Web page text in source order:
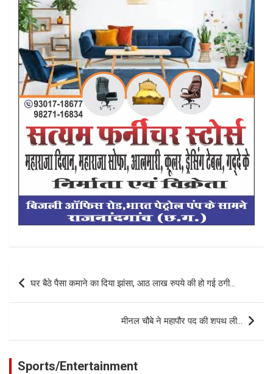
Post
navigation
घर बैठे पैसा कमाने का दिया झांसा, आठ लाख रुपये की हो गई ठगी…
मीनल चौबे ने महापौर पद की शपथ ली…
Sports/Entertainment